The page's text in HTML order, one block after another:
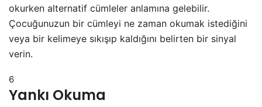
okurken alternatif cümleler anlamına gelebilir.
Çocuğunuzun bir cümleyi ne zaman okumak istediğini
veya bir kelimeye sıkışıp kaldığını belirten bir sinyal
verin.
6
Yankı Okuma